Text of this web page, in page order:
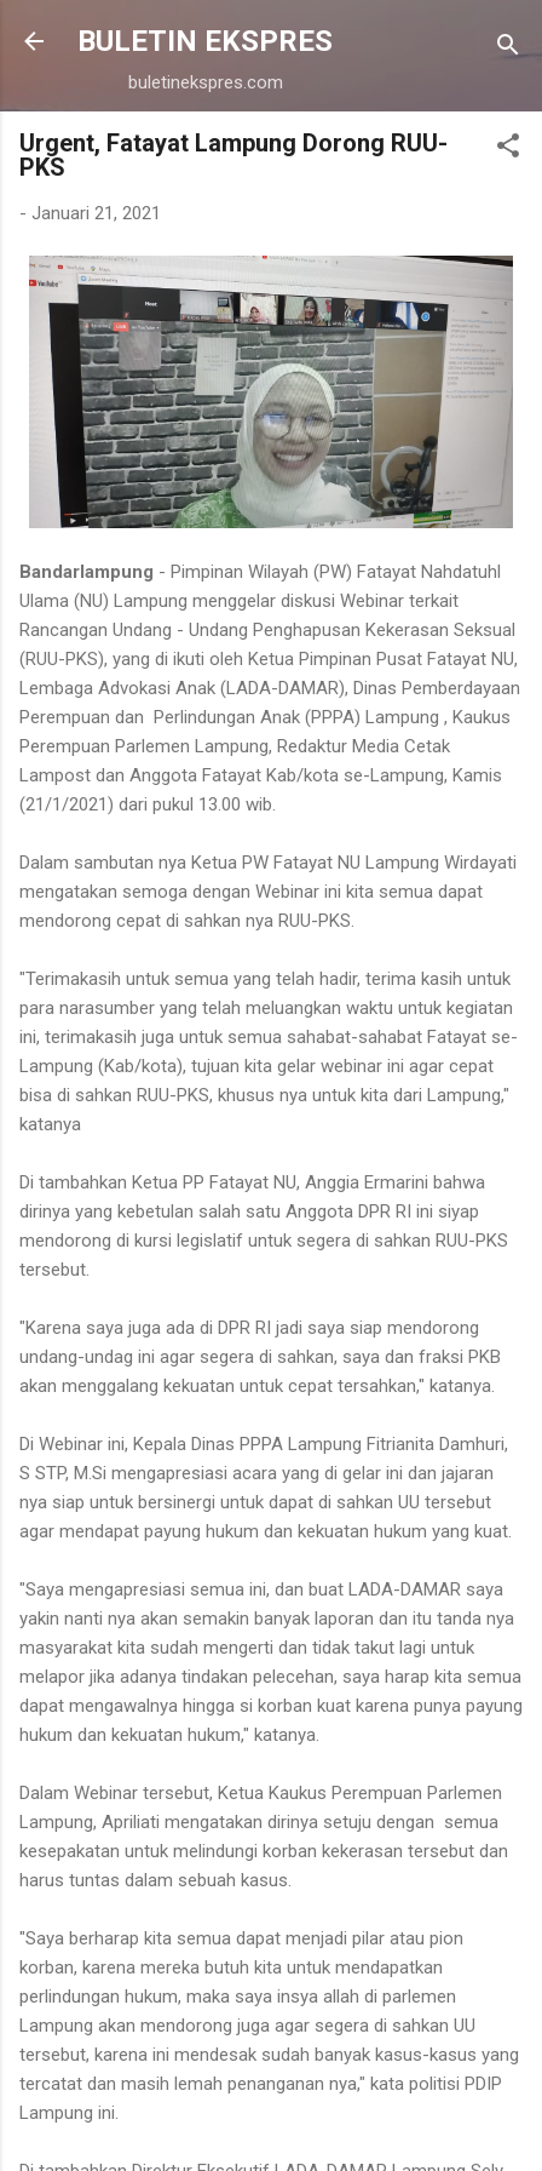
Langsung ke konten utama
BULETIN EKSPRES
buletinekspres.com
Urgent, Fatayat Lampung Dorong RUU-
PKS
- Januari 21, 2021
Bandarlampung - Pimpinan Wilayah (PW) Fatayat Nahdatuhl
Ulama (NU) Lampung menggelar diskusi Webinar terkait
Rancangan Undang - Undang Penghapusan Kekerasan Seksual
(RUU-PKS), yang di ikuti oleh Ketua Pimpinan Pusat Fatayat NU,
Lembaga Advokasi Anak (LADA-DAMAR), Dinas Pemberdayaan
Perempuan dan Perlindungan Anak (PPPA) Lampung , Kaukus
Perempuan Parlemen Lampung, Redaktur Media Cetak
Lampost dan Anggota Fatayat Kab/kota se-Lampung, Kamis
(21/1/2021) dari pukul 13.00 wib.
Dalam sambutan nya Ketua PW Fatayat NU Lampung Wirdayati
mengatakan semoga dengan Webinar ini kita semua dapat
mendorong cepat di sahkan nya RUU-PKS.
"Terimakasih untuk semua yang telah hadir, terima kasih untuk
para narasumber yang telah meluangkan waktu untuk kegiatan
ini, terimakasih juga untuk semua sahabat-sahabat Fatayat se-
Lampung (Kab/kota), tujuan kita gelar webinar ini agar cepat
bisa di sahkan RUU-PKS, khusus nya untuk kita dari Lampung,"
katanya
Di tambahkan Ketua PP Fatayat NU, Anggia Ermarini bahwa
dirinya yang kebetulan salah satu Anggota DPR RI ini siyap
mendorong di kursi legislatif untuk segera di sahkan RUU-PKS
tersebut.
"Karena saya juga ada di DPR RI jadi saya siap mendorong
undang-undag ini agar segera di sahkan, saya dan fraksi PKB
akan menggalang kekuatan untuk cepat tersahkan," katanya.
Di Webinar ini, Kepala Dinas PPPA Lampung Fitrianita Damhuri,
S STP, M.Si mengapresiasi acara yang di gelar ini dan jajaran
nya siap untuk bersinergi untuk dapat di sahkan UU tersebut
agar mendapat payung hukum dan kekuatan hukum yang kuat.
"Saya mengapresiasi semua ini, dan buat LADA-DAMAR saya
yakin nanti nya akan semakin banyak laporan dan itu tanda nya
masyarakat kita sudah mengerti dan tidak takut lagi untuk
melapor jika adanya tindakan pelecehan, saya harap kita semua
dapat mengawalnya hingga si korban kuat karena punya payung
hukum dan kekuatan hukum," katanya.
Dalam Webinar tersebut, Ketua Kaukus Perempuan Parlemen
Lampung, Apriliati mengatakan dirinya setuju dengan semua
kesepakatan untuk melindungi korban kekerasan tersebut dan
harus tuntas dalam sebuah kasus.
"Saya berharap kita semua dapat menjadi pilar atau pion
korban, karena mereka butuh kita untuk mendapatkan
perlindungan hukum, maka saya insya allah di parlemen
Lampung akan mendorong juga agar segera di sahkan UU
tersebut, karena ini mendesak sudah banyak kasus-kasus yang
tercatat dan masih lemah penanganan nya," kata politisi PDIP
Lampung ini.